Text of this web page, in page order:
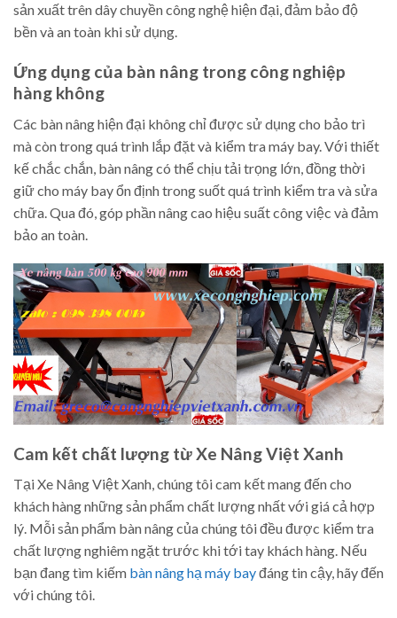
sản xuất trên dây chuyền công nghệ hiện đại, đảm bảo độ
bền và an toàn khi sử dụng.
Ứng dụng của bàn nâng trong công nghiệp
hàng không
Các bàn nâng hiện đại không chỉ được sử dụng cho bảo trì
mà còn trong quá trình lắp đặt và kiểm tra máy bay. Với thiết
kế chắc chắn, bàn nâng có thể chịu tải trọng lớn, đồng thời
giữ cho máy bay ổn định trong suốt quá trình kiểm tra và sửa
chữa. Qua đó, góp phần nâng cao hiệu suất công việc và đảm
bảo an toàn.
Cam kết chất lượng từ Xe Nâng Việt Xanh
Tại Xe Nâng Việt Xanh, chúng tôi cam kết mang đến cho
khách hàng những sản phẩm chất lượng nhất với giá cả hợp
lý. Mỗi sản phẩm bàn nâng của chúng tôi đều được kiểm tra
chất lượng nghiêm ngặt trước khi tới tay khách hàng. Nếu
bạn đang tìm kiếm bàn nâng hạ máy bayđáng tin cậy, hãy đến
với chúng tôi.